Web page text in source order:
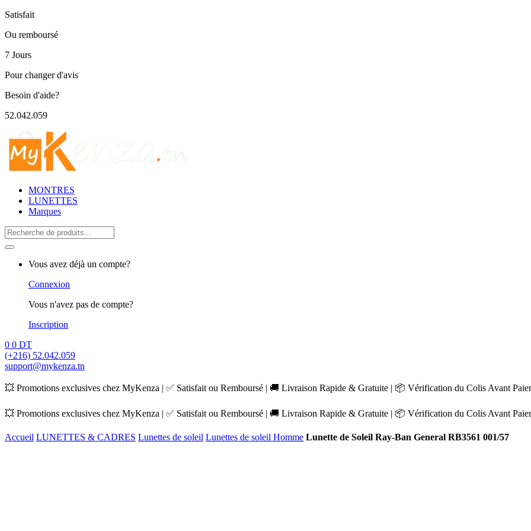
Satisfait
Ou remboursé
7 Jours
Pour changer d'avis
Besoin d'aide?
52.042.059
MONTRES
LUNETTES
Marques
Search
for:
Vous avez déjà un compte?
Connexion
Vous n'avez pas de compte?
Inscription
0 0 DT
(+216) 52.042.059
support@mykenza.tn
💥 Promotions exclusives chez MyKenza | ✅ Satisfait ou Remboursé | 🚚 Livraison Rapide & Gratuite | 📦 Vérification du Colis Avant
💥 Promotions exclusives chez MyKenza | ✅ Satisfait ou Remboursé | 🚚 Livraison Rapide & Gratuite | 📦 Vérification du Colis Avant
Accueil LUNETTES & CADRES Lunettes de soleil Lunettes de soleil Homme Lunette de Soleil Ray-Ban General RB3561 001/57